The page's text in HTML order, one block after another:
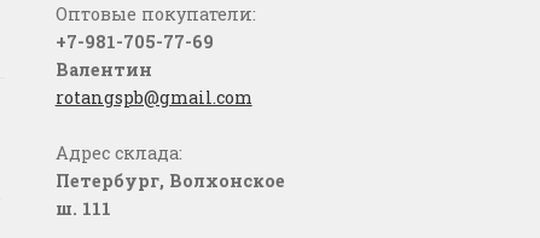
Оптовые покупатели:
+7-981-705-77-69
Валентин
rotangspb@gmail.com
Адрес склада:
Петербург, Волхонское
ш. 111